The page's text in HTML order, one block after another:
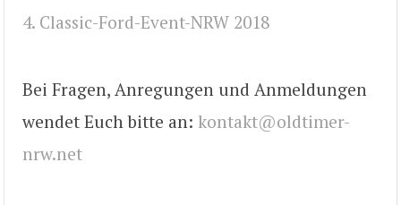
4. Classic-Ford-Event-NRW 2018
Bei Fragen, Anregungen und Anmeldungen
wendet Euch bitte an: kontakt@oldtimer-
nrw.net